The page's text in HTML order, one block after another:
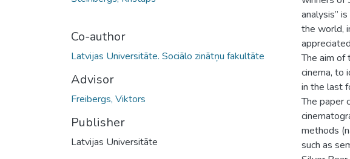
Co-author
Latvijas Universitāte. Sociālo zinātņu fakultāte
Advisor
Freibergs, Viktors
Publisher
Latvijas Universitāte
analysis”
the world,
The aim of
cinema, to
in the last
The paper
methods
such as